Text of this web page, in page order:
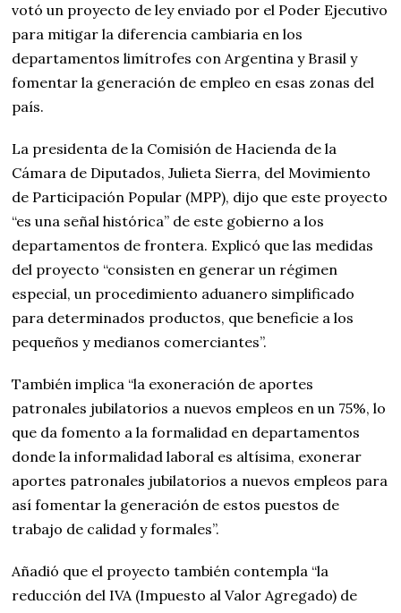
votó un proyecto de ley enviado por el Poder Ejecutivo
para mitigar la diferencia cambiaria en los
departamentos limítrofes con Argentina y Brasil y
fomentar la generación de empleo en esas zonas del
país.
La presidenta de la Comisión de Hacienda de la
Cámara de Diputados, Julieta Sierra, del Movimiento
de Participación Popular (MPP), dijo que este proyecto
“es una señal histórica” de este gobierno a los
departamentos de frontera. Explicó que las medidas
del proyecto “consisten en generar un régimen
especial, un procedimiento aduanero simplificado
para determinados productos, que beneficie a los
pequeños y medianos comerciantes”.
También implica “la exoneración de aportes
patronales jubilatorios a nuevos empleos en un 75%, lo
que da fomento a la formalidad en departamentos
donde la informalidad laboral es altísima, exonerar
aportes patronales jubilatorios a nuevos empleos para
así fomentar la generación de estos puestos de
trabajo de calidad y formales”.
Añadió que el proyecto también contempla “la
reducción del IVA (Impuesto al Valor Agregado) de